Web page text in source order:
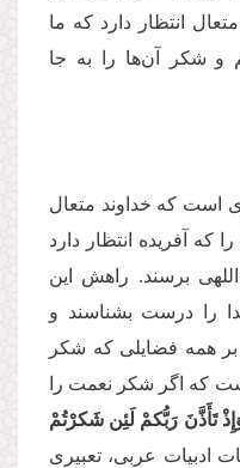
انتظار دارد که ما
و شکر آن‌ها را به جا
است که خداوند متعال
که آفریده انتظار دارد
برسند. راهش این
را درست بشناسند و
بر همه فضایلی که شکر
که اگر شکر نعمت را
تَأَذَّنَ رَبُّکمْ لَئِن شَکرْتُمْ
ادبیات عربی، تعبیری